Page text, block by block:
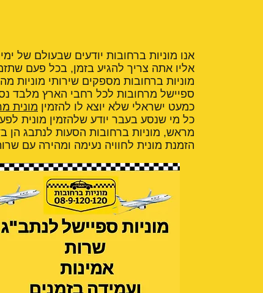
אנו מוניות ברחובות יודעים שבעולם של
אליו אתה צריך להגיע בזמן, בכל פעם
מוניות ברחובות מספקים שירותי מוניות
ספיישל מרחובות לכל רחבי הארץ מלבד
כמעט ישראלי שלא יוצא לו להזמין מונית
כל מי שנסע בעבר יודע שלהזמין מונית
מראש, מוניות ברחובות הסעות לנתבג הן
הזמנת מונית לחוויה נעימה ומהירה עם